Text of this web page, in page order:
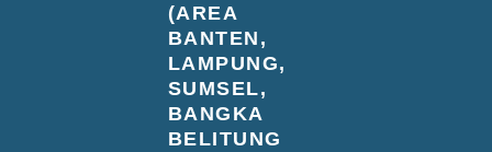
(AREA
BANTEN,
LAMPUNG,
SUMSEL,
BANGKA
BELITUNG